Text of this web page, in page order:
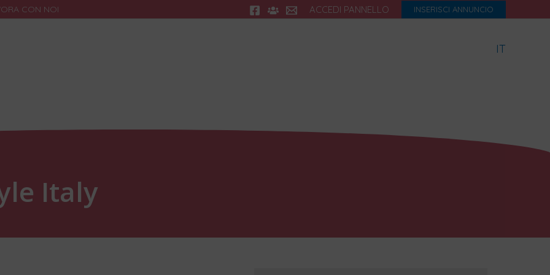
CON NOI ACCEDI PANNELLO INSERISCI ANNUNCIO
IT
Italy